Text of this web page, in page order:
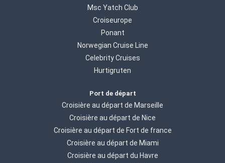
Msc Yatch Club
Croiseurope
Ponant
Norwegian Cruise Line
Celebrity Cruises
Hurtigruten
Port de départ
Croisière au départ de Marseille
Croisière au départ de Nice
Croisière au départ de Fort de france
Croisière au départ de Miami
Croisière au départ du Havre